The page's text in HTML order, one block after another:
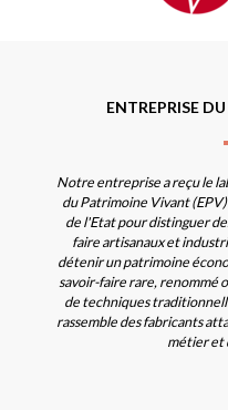
ENTREPRISE
Notre entreprise a reçu le
du Patrimoine Vivant
de l'Etat pour distinguer
faire artisanaux et
détenir un patrimoine
savoir-faire rare, renommé
de techniques
rassemble des fabricants
métier et